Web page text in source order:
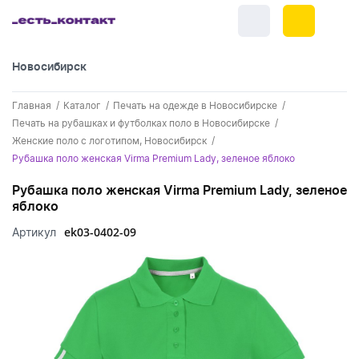
Новосибирск
+7 (383) 255-55-05
Обратный звонок
Каталог
Портфолио
Нанесение логотипа
Подборки и обзоры новинок
Спецпредложения
Новинки
Новинки одежды
Новинки ручек
Новинки для отдыха
Новинки для дома
Новинки ежедневников и блокнотов
Праздники
23 февраля
8 марта
День влюбленных - 14 февраля
Одежда
Одежда - новинки
Мужские футболки
Женские футболки
Поло
Кепки и бейсболки
Ручки
Ручки - новинки
Пластиковые ручки
Металлические ручки
Электроника
Электроника - новинки
Аккумуляторы
Посуда и Кухня
Посуда и кухня новинки
Главная Каталог
Печать на одежде в Новосибирске
Печать на рубашках и футболках поло в Новосибирске
Женские поло с логотипом, Новосибирск
Рубашка поло женская Virma Premium Lady, зеленое яблоко
Артикул ek03-0402-09
Рубашка поло женская Virma Premium Lady, зеленое
яблоко